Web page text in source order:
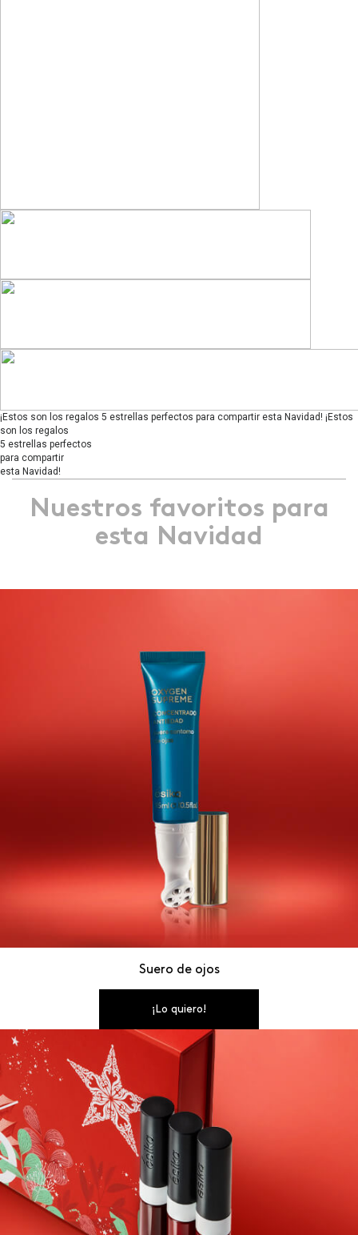
¡Estos son los regalos 5 estrellas perfectos para compartir esta Navidad! ¡Estos
son los regalos
5 estrellas perfectos
para compartir
esta Navidad!
Nuestros favoritos para
esta Navidad
Suero de ojos
¡Lo quiero!